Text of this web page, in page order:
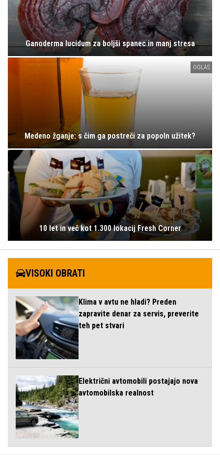
Ganoderma lucidum za boljši spanec in manj stresa
OGLAS
Medeno žganje: s čim ga postreči za popoln užitek?
10 let in več kot 1.300 lokacij Fresh Corner
VISOKI OBRATI
Klima v avtu ne hladi? Preden
zapravite denar za servis, preverite
teh pet stvari
Električni avtomobili postajajo nova
avtomobilska realnost